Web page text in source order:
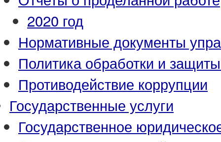
2020 год
Нормативные документы
Политика обработки и
Противодействие коррупции
Государственные услуги
Государственное